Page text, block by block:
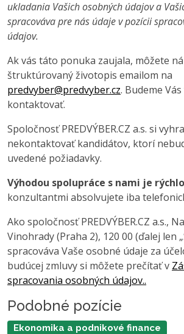
ukladania Vašich osobných údajov a
spracováva pre nás údaje v pozícii
údajov.
Ak vás táto ponuka zaujala, môžete
štruktúrovaný životopis emailom na
predvyber@predvyber.cz. Budeme
kontaktovať.
Spoločnosť PREDVÝBER.CZ a.s. si
nekontaktovať kandidátov, ktorí
uvedené požiadavky.
Výhodou spolupráce s nami je
konzultantmi absolvujete iba
Ako spoločnosť PREDVÝBER.CZ a.s.,
Vinohrady (Praha 2), 120 00 (ďalej len
spracováva Vaše osobné údaje za
budúcej zmluvy si môžete prečítať v
spracovania osobných údajov..
Podobné pozície
Ekonomika a podnikové finance